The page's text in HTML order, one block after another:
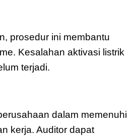
prosedur ini membantu
Kesalahan aktivasi listrik
terjadi.
dalam memenuhi
kerja. Auditor dapat